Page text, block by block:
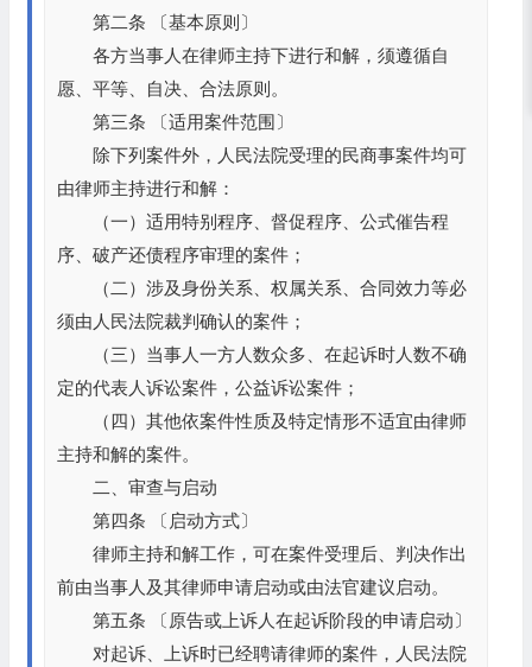
第二条 〔基本原则〕
各方当事人在律师主持下进行和解，须遵循自
愿、平等、自决、合法原则。
第三条 〔适用案件范围〕
除下列案件外，人民法院受理的民商事案件均可
由律师主持进行和解：
（一）适用特别程序、督促程序、公式催告程
序、破产还债程序审理的案件；
（二）涉及身份关系、权属关系、合同效力等必
须由人民法院裁判确认的案件；
（三）当事人一方人数众多、在起诉时人数不确
定的代表人诉讼案件，公益诉讼案件；
（四）其他依案件性质及特定情形不适宜由律师
主持和解的案件。
二、审查与启动
第四条 〔启动方式〕
律师主持和解工作，可在案件受理后、判决作出
前由当事人及其律师申请启动或由法官建议启动。
第五条 〔原告或上诉人在起诉阶段的申请启动〕
对起诉、上诉时已经聘请律师的案件，人民法院